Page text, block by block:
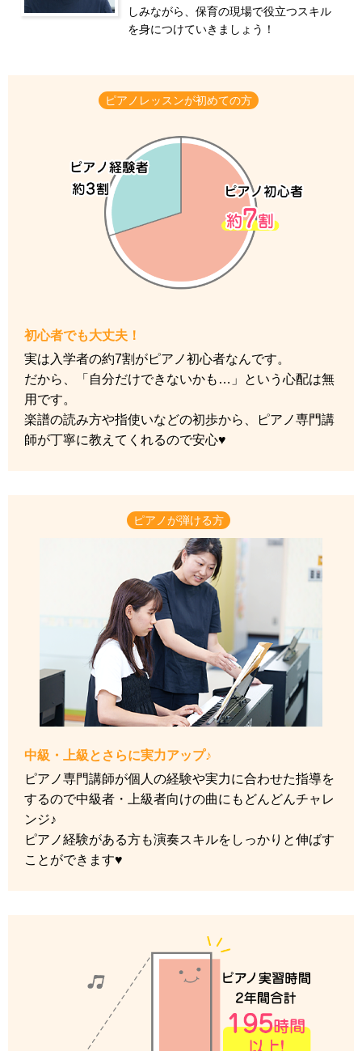
しみながら、保育の現場で役立つスキル
を身につけていきましょう！
ピアノレッスンが初めての方
初心者でも大丈夫！
実は入学者の約7割がピアノ初心者なんです。
だから、「自分だけできないかも…」という心配は無
用です。
楽譜の読み方や指使いなどの初歩から、ピアノ専門講
師が丁寧に教えてくれるので安心♥
ピアノが弾ける方
中級・上級とさらに実力アップ♪
ピアノ専門講師が個人の経験や実力に合わせた指導を
するので中級者・上級者向けの曲にもどんどんチャレ
ンジ♪
ピアノ経験がある方も演奏スキルをしっかりと伸ばす
ことができます♥